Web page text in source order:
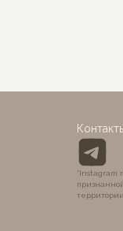
*Instagram